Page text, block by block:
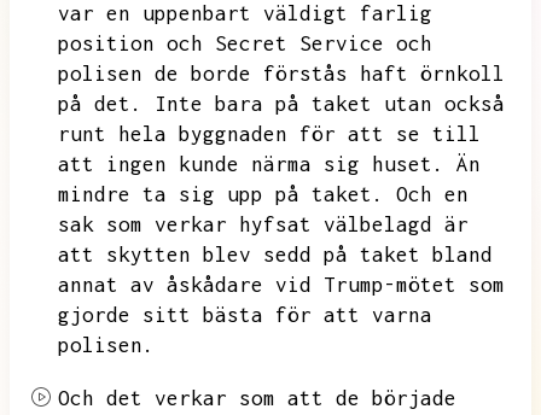
var en uppenbart väldigt farlig
position och Secret Service och
polisen de borde förstås haft örnkoll
på det.
Inte bara på taket utan också
runt hela byggnaden för att se till
att ingen kunde närma sig huset.
Än
mindre ta sig upp på taket.
Och en
sak som verkar hyfsat
välbelagd är
att skytten blev sedd på taket bland
annat av åskådare vid Trump-mötet som
gjorde sitt bästa för att varna
polisen.
Och det verkar som att de började